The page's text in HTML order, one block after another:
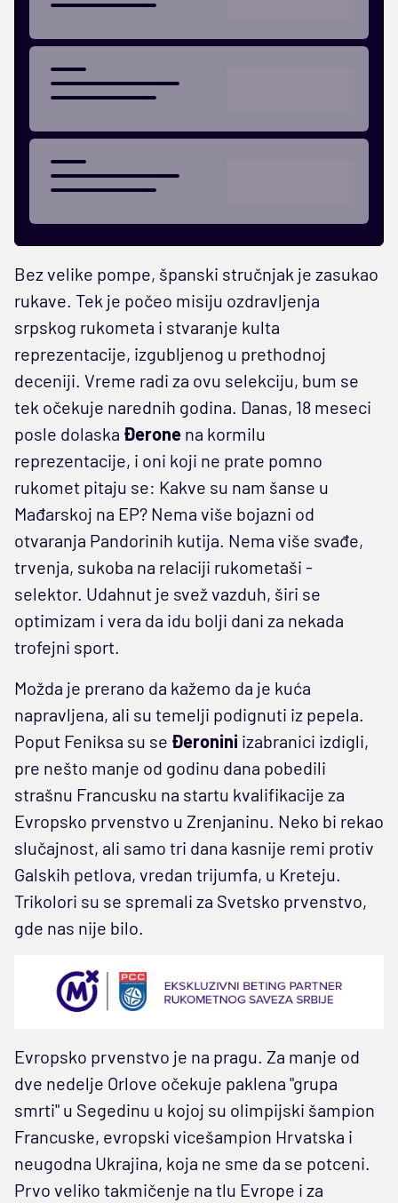
Bez velike pompe, španski stručnjak je zasukao
rukave. Tek je počeo misiju ozdravljenja
srpskog rukometa i stvaranje kulta
reprezentacije, izgubljenog u prethodnoj
deceniji. Vreme radi za ovu selekciju, bum se
tek očekuje narednih godina. Danas, 18 meseci
posle dolaska Đerone na kormilu
reprezentacije, i oni koji ne prate pomno
rukomet pitaju se: Kakve su nam šanse u
Mađarskoj na EP? Nema više bojazni od
otvaranja Pandorinih kutija. Nema više svađe,
trvenja, sukoba na relaciji rukometaši -
selektor. Udahnut je svež vazduh, širi se
optimizam i vera da idu bolji dani za nekada
trofejni sport.
Možda je prerano da kažemo da je kuća
napravljena, ali su temelji podignuti iz pepela.
Poput Feniksa su se Đeronini izabranici izdigli,
pre nešto manje od godinu dana pobedili
strašnu Francusku na startu kvalifikacije za
Evropsko prvenstvo u Zrenjaninu. Neko bi rekao
slučajnost, ali samo tri dana kasnije remi protiv
Galskih petlova, vredan trijumfa, u Kreteju.
Trikolori su se spremali za Svetsko prvenstvo,
gde nas nije bilo.
Evropsko prvenstvo je na pragu. Za manje od
dve nedelje Orlove očekuje paklena "grupa
smrti" u Segedinu u kojoj su olimpijski šampion
Francuske, evropski vicešampion Hrvatska i
neugodna Ukrajina, koja ne sme da se potceni.
Prvo veliko takmičenje na tlu Evrope i za